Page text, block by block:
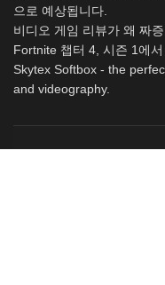
으로 예상됩니다.
비디오 게임 리뷰가 왜 짜
Fortnite 챕터 4, 시즌 1에
Skytex Softbox - the
and videography.